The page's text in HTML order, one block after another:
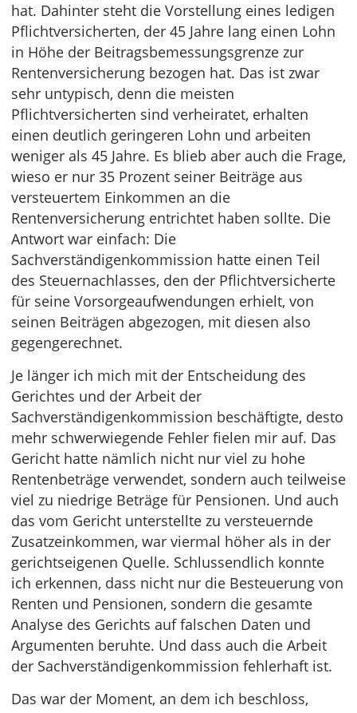
hat. Dahinter steht die Vorstellung eines ledigen
Pflichtversicherten, der 45 Jahre lang einen Lohn
in Höhe der Beitragsbemessungsgrenze zur
Rentenversicherung bezogen hat. Das ist zwar
sehr untypisch, denn die meisten
Pflichtversicherten sind verheiratet, erhalten
einen deutlich geringeren Lohn und arbeiten
weniger als 45 Jahre. Es blieb aber auch die Frage,
wieso er nur 35 Prozent seiner Beiträge aus
versteuertem Einkommen an die
Rentenversicherung entrichtet haben sollte. Die
Antwort war einfach: Die
Sachverständigenkommission hatte einen Teil
des Steuernachlasses, den der Pflichtversicherte
für seine Vorsorgeaufwendungen erhielt, von
seinen Beiträgen abgezogen, mit diesen also
gegengerechnet.
Je länger ich mich mit der Entscheidung des
Gerichtes und der Arbeit der
Sachverständigenkommission beschäftigte, desto
mehr schwerwiegende Fehler fielen mir auf. Das
Gericht hatte nämlich nicht nur viel zu hohe
Rentenbeträge verwendet, sondern auch teilweise
viel zu niedrige Beträge für Pensionen. Und auch
das vom Gericht unterstellte zu versteuernde
Zusatzeinkommen, war viermal höher als in der
gerichtseigenen Quelle. Schlussendlich konnte
ich erkennen, dass nicht nur die Besteuerung von
Renten und Pensionen, sondern die gesamte
Analyse des Gerichts auf falschen Daten und
Argumenten beruhte. Und dass auch die Arbeit
der Sachverständigenkommission fehlerhaft ist.
Das war der Moment, an dem ich beschloss,